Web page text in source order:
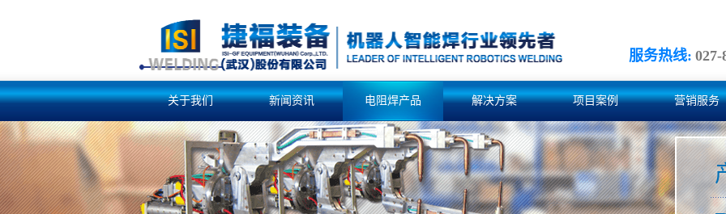
服务热线: 027-
关于我们 新闻资讯 电阻焊产品 解决方案 项目案例 营销服务